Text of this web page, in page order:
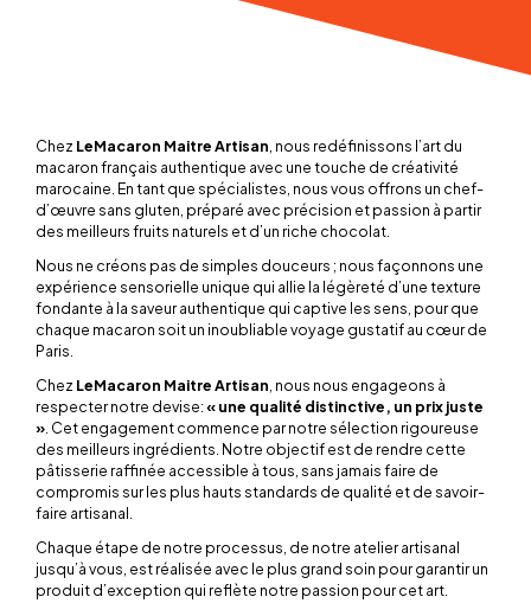
Chez LeMacaron Maitre Artisan , nous redéfinissons l’art du
macaron français authentique avec une touche de créativité
marocaine. En tant que spécialistes, nous vous offrons un chef-
d’œuvre sans gluten, préparé avec précision et passion à partir
des meilleurs fruits naturels et d’un riche chocolat.
Nous ne créons pas de simples douceurs ; nous façonnons une
expérience sensorielle unique qui allie la légèreté d’une texture
fondante à la saveur authentique qui captive les sens, pour que
chaque macaron soit un inoubliable voyage gustatif au cœur de
Paris.
Chez LeMacaron Maitre Artisan , nous nous engageons à
respecter notre devise:« une qualité distinctive, un prix juste
» . Cet engagement commence par notre sélection rigoureuse
des meilleurs ingrédients. Notre objectif est de rendre cette
pâtisserie raffinée accessible à tous, sans jamais faire de
compromis sur les plus hauts standards de qualité et de savoir-
faire artisanal.
Chaque étape de notre processus, de notre atelier artisanal
jusqu’à vous, est réalisée avec le plus grand soin pour garantir un
produit d’exception qui reflète notre passion pour cet art.